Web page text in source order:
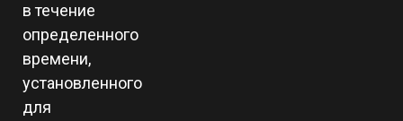
в течение
определенного
времени,
установленного
для